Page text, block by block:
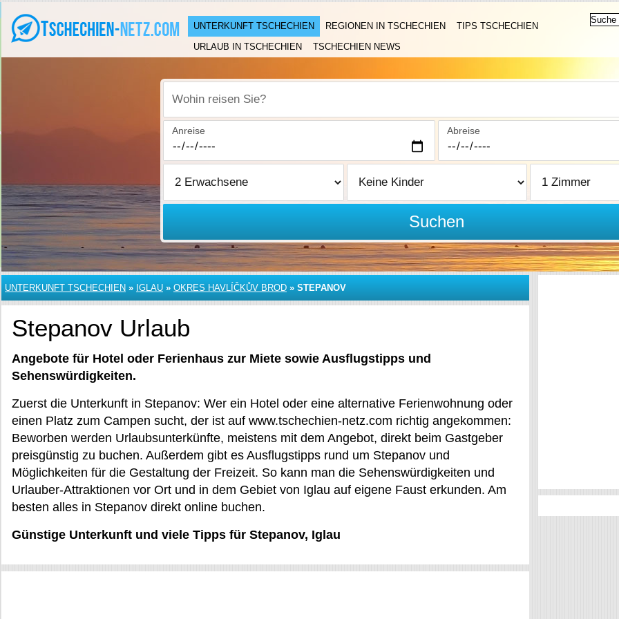
UNTERKUNFT TSCHECHIEN REGIONEN IN TSCHECHIEN
TIPS TSCHECHIEN
URLAUB IN TSCHECHIEN
TSCHECHIEN NEWS
Wohin reisen Sie?
Anreise Abreise
Suchen
UNTERKUNFT TSCHECHIEN » IGLAU » OKRES HAVLÍČKŮV BROD » STEPANOV
Stepanov Urlaub
Angebote für Hotel oder Ferienhaus zur Miete sowie Ausflugstipps und
Sehenswürdigkeiten.
Zuerst die Unterkunft in Stepanov: Wer ein Hotel oder eine alternative Ferienwohnung oder
einen Platz zum Campen sucht, der ist auf www.tschechien-netz.com richtig angekommen:
Beworben werden Urlaubsunterkünfte, meistens mit dem Angebot, direkt beim Gastgeber
preisgünstig zu buchen. Außerdem gibt es Ausflugstipps rund um Stepanov und
Möglichkeiten für die Gestaltung der Freizeit. So kann man die Sehenswürdigkeiten und
Urlauber-Attraktionen vor Ort und in dem Gebiet von Iglau auf eigene Faust erkunden. Am
besten alles in Stepanov direkt online buchen.
Günstige Unterkunft und viele Tipps für Stepanov, Iglau